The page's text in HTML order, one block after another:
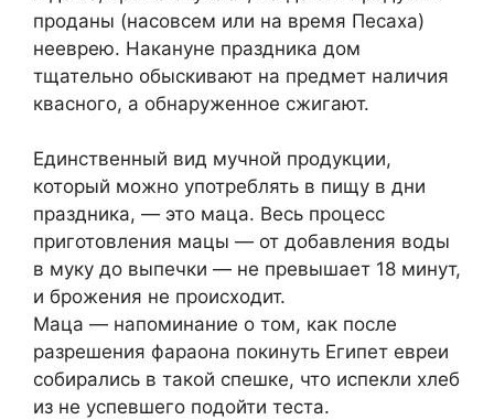
проданы (насовсем или на время Песаха)
нееврею. Накануне праздника дом
тщательно обыскивают на предмет наличия
квасного, а обнаруженное сжигают.
Единственный вид мучной продукции,
который можно употреблять в пищу в дни
праздника, — это маца. Весь процесс
приготовления мацы — от добавления воды
в муку до выпечки — не превышает 18 минут,
и брожения не происходит.
Маца — напоминание о том, как после
разрешения фараона покинуть Египет евреи
собирались в такой спешке, что испекли хлеб
из не успевшего подойти теста.